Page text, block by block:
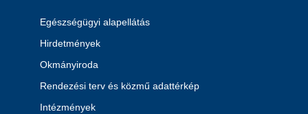
Egészségügyi alapellátás
Hirdetmények
Okmányiroda
Rendezési terv és közmű adattérkép
Intézmények